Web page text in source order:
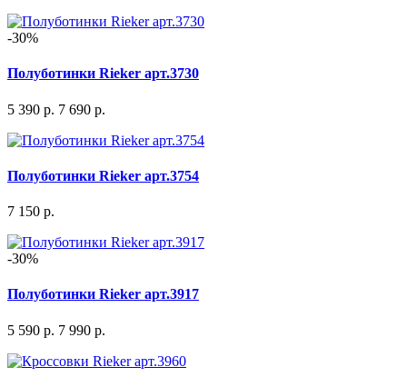
-30%
Полуботинки Rieker арт.3730
5 390 р. 7 690 р.
Полуботинки Rieker арт.3754
7 150 р.
-30%
Полуботинки Rieker арт.3917
5 590 р. 7 990 р.